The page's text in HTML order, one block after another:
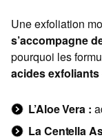
Une exfoliation
s’accompagne
pourquoi les
acides
L’Aloe Vera :
La Centella